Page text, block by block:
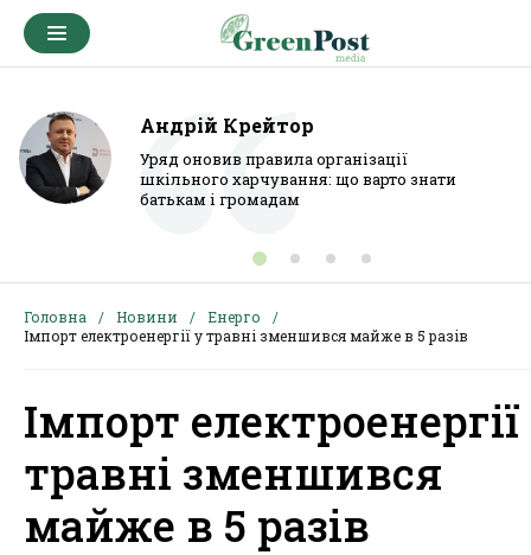
Андрій Крейтор
Уряд оновив правила організації
шкільного харчування: що варто знати
батькам і громадам
Головна Новини
Енерго
Імпорт електроенергії у травні зменшився майже в 5 разів
Імпорт
травні зменшився
майже в 5 разів